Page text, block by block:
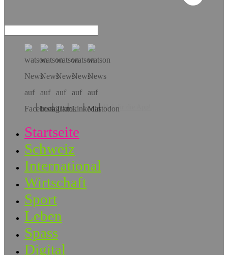
Hol dir die App!
Startseite
Schweiz
International
Wirtschaft
Sport
Leben
Spass
Digital